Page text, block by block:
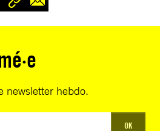
newsletter hebdo.
OK